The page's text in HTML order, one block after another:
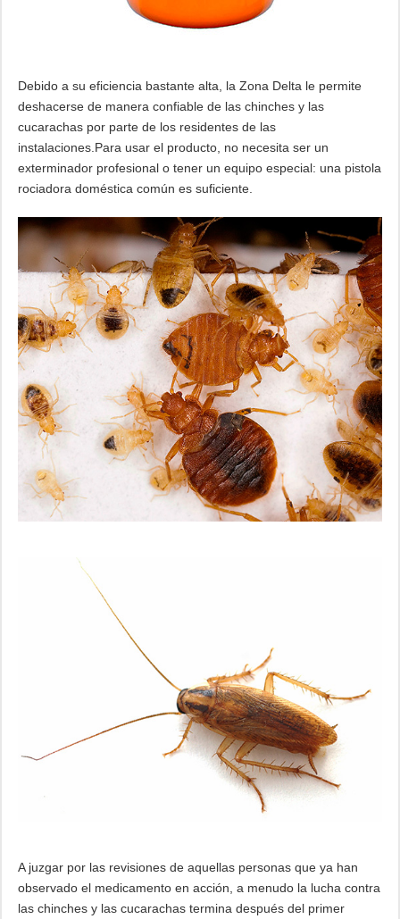
Debido a su eficiencia bastante alta, la Zona Delta le permite
deshacerse de manera confiable de las chinches y las
cucarachas por parte de los residentes de las
instalaciones.Para usar el producto, no necesita ser un
exterminador profesional o tener un equipo especial: una pistola
rociadora doméstica común es suficiente.
A juzgar por las revisiones de aquellas personas que ya han
observado el medicamento en acción, a menudo la lucha contra
las chinches y las cucarachas termina después del primer